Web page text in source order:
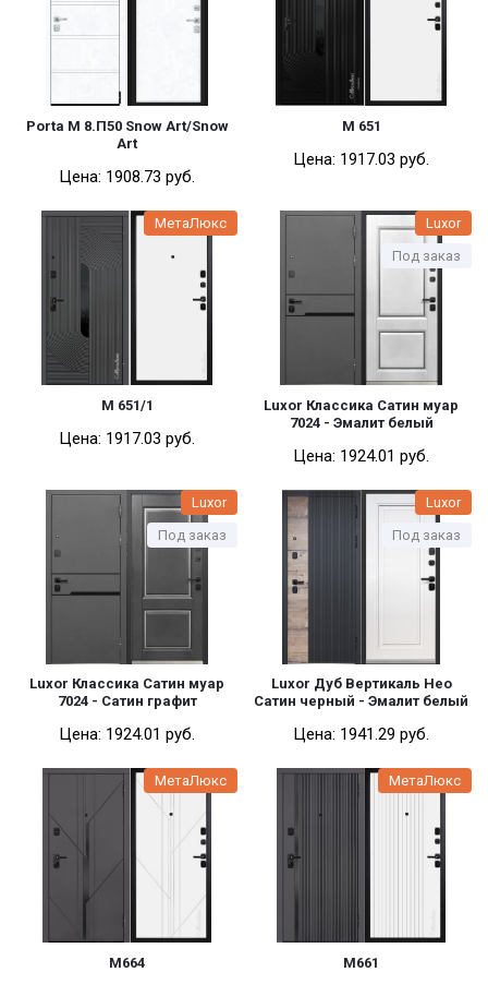
Porta M 8.П50 Snow Art/Snow
Art
Цена: 1908.73 pуб.
М 651
Цена: 1917.03 pуб.
МетаЛюкс
М 651/1
Цена: 1917.03 pуб.
Под заказ
Luxor
Luxor Классика Сатин муар
7024 - Эмалит белый
Цена: 1924.01 pуб.
Под заказ
Luxor
Luxor Классика Сатин муар
7024 - Сатин графит
Цена: 1924.01 pуб.
Под заказ
Luxor
Luxor Дуб Вертикаль Нео
Сатин черный - Эмалит белый
Цена: 1941.29 pуб.
МетаЛюкс
М664
МетаЛюкс
М661